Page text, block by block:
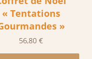
« Tentations
»
56,80€